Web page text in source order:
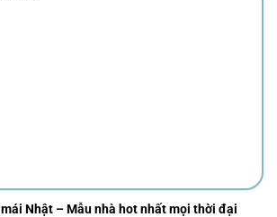
Nhật – Mẫu nhà hot nhất mọi thời đại